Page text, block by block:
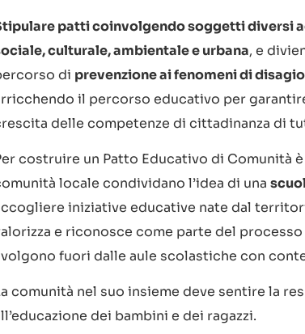
patti coinvolgendo soggetti diversi
culturale, ambientale e urbana, e
di prevenzione ai fenomeni di
il percorso educativo per
delle competenze di cittadinanza di
costruire un Patto Educativo di Comunità
locale condividano l’idea di una
iniziative educative nate dal
e riconosce come parte del
fuori dalle aule scolastiche con
comunità nel suo insieme deve sentire la
dei bambini e dei ragazzi.